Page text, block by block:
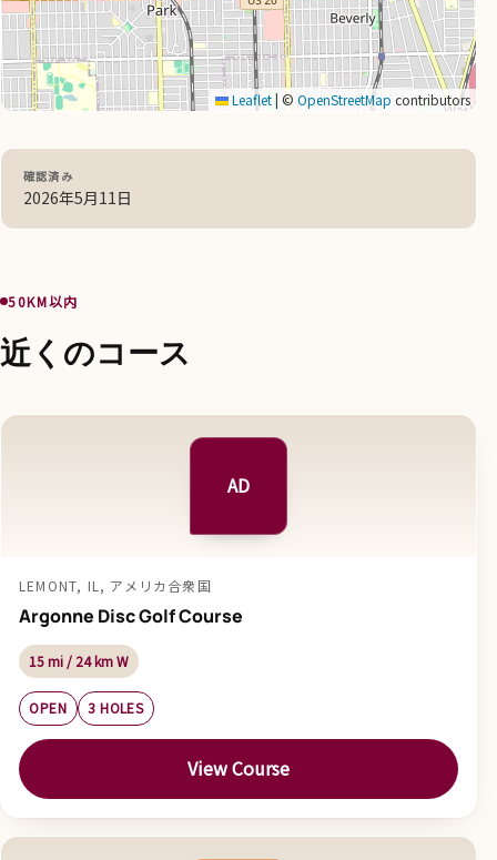
Leaflet ©OpenStreetMap contributors
確認済み
2026年5月11日
50KM以内
近くのコース
AD
LEMONT, IL, アメリカ合衆国
Argonne Disc Golf Course
15 mi / 24 km W
OPEN 3 HOLES
View Course